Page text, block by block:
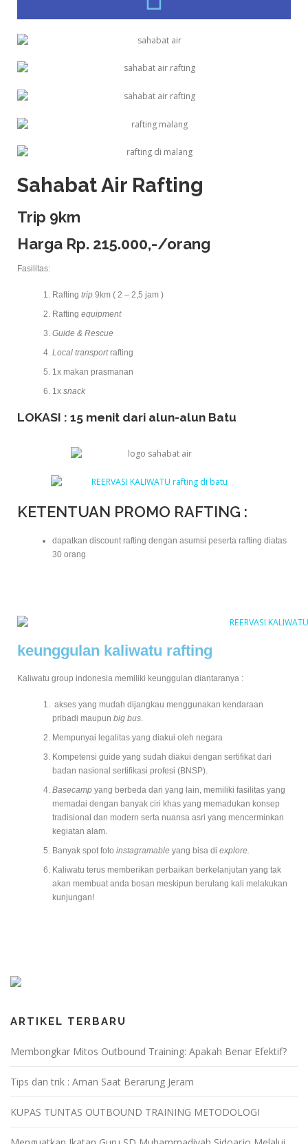
Sahabat Air Rafting
Trip 9km
Harga Rp. 215.000,-/orang
Fasilitas:
Rafting trip 9km ( 2 – 2,5 jam )
Rafting equipment
Guide & Rescue
Local transportrafting
1x makan prasmanan
1x snack
LOKASI : 15 menit dari alun-alun Batu
KETENTUAN PROMO RAFTING :
dapatkan discount rafting dengan asumsi peserta rafting diatas
30 orang
keunggulan kaliwatu rafting
Kaliwatu group indonesia memiliki keunggulan diantaranya :
akses yang mudah dijangkau menggunakan kendaraan
pribadi maupun big bus.
Mempunyai legalitas yang diakui oleh negara
Kompetensi guide yang sudah diakui dengan sertifikat dari
badan nasional sertifikasi profesi (BNSP).
Basecamp yang berbeda dari yang lain, memiliki fasilitas yang
memadai dengan banyak ciri khas yang memadukan konsep
tradisional dan modern serta nuansa asri yang mencerminkan
kegiatan alam.
Banyak spot foto instagramable yang bisa di explore.
Kaliwatu terus memberikan perbaikan berkelanjutan yang tak
akan membuat anda bosan meskipun berulang kali melakukan
kunjungan!
ARTIKEL TERBARU
Membongkar Mitos Outbound Training: Apakah Benar Efektif?
Tips dan trik : Aman Saat Berarung Jeram
KUPAS TUNTAS OUTBOUND TRAINING METODOLOGI